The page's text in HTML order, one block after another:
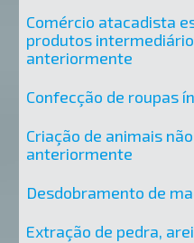
Comércio atacadista
produtos
anteriormente
Confecção de roupas
Criação de animais
anteriormente
Desdobramento de
Extração de pedra,